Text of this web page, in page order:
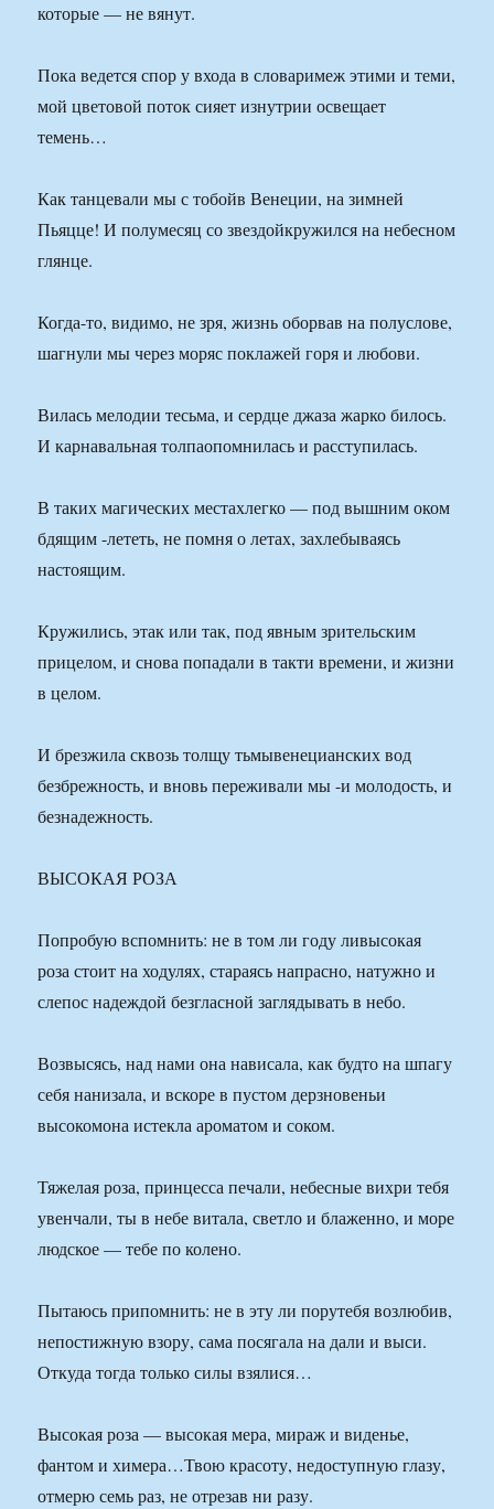
которые — не вянут.
Пока ведется спор у входа в словаримеж этими и теми,
мой цветовой поток сияет изнутрии освещает
темень…
Как танцевали мы с тобойв Венеции, на зимней
Пьяцце! И полумесяц со звездойкружился на небесном
глянце.
Когда-то, видимо, не зря, жизнь оборвав на полуслове,
шагнули мы через моряс поклажей горя и любови.
Вилась мелодии тесьма, и сердце джаза жарко билось.
И карнавальная толпаопомнилась и расступилась.
В таких магических местахлегко — под вышним оком
бдящим -лететь, не помня о летах, захлебываясь
настоящим.
Кружились, этак или так, под явным зрительским
прицелом, и снова попадали в такти времени, и жизни
в целом.
И брезжила сквозь толщу тьмывенецианских вод
безбрежность, и вновь переживали мы -и молодость, и
безнадежность.
ВЫСОКАЯ РОЗА
Попробую вспомнить: не в том ли году ливысокая
роза стоит на ходулях, стараясь напрасно, натужно и
слепос надеждой безгласной заглядывать в небо.
Возвысясь, над нами она нависала, как будто на шпагу
себя нанизала, и вскоре в пустом дерзновеньи
высокомона истекла ароматом и соком.
Тяжелая роза, принцесса печали, небесные вихри тебя
увенчали, ты в небе витала, светло и блаженно, и море
людское — тебе по колено.
Пытаюсь припомнить: не в эту ли порутебя возлюбив,
непостижную взору, сама посягала на дали и выси.
Откуда тогда только силы взялися…
Высокая роза — высокая мера, мираж и виденье,
фантом и химера…Твою красоту, недоступную глазу,
отмерю семь раз, не отрезав ни разу.